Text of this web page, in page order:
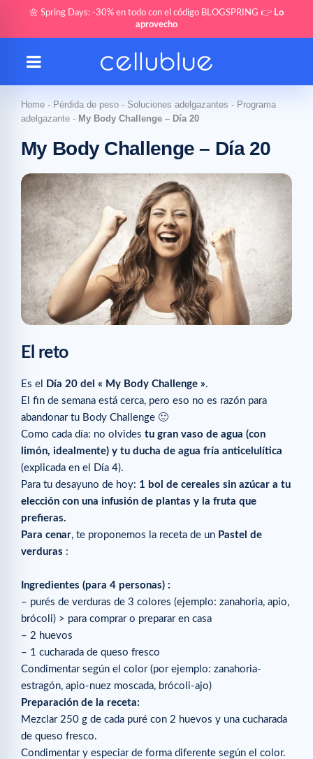
🌼 Spring Days: -30% en todo con el código BLOGSPRING 👉 Lo
aprovecho
Home - Pérdida de peso - Soluciones adelgazantes - Programa
adelgazante - My Body Challenge – Día 20
My Body Challenge – Día 20
El reto
Es el Día 20 del « My Body Challenge ».
El fin de semana está cerca, pero eso no es razón para
abandonar tu Body Challenge 🙂
Como cada día: no olvides tu gran vaso de agua (con
limón, idealmente) y tu ducha de agua fría anticelulítica
(explicada en el Día 4).
Para tu desayuno de hoy: 1 bol de cereales sin azúcar a tu
elección con una infusión de plantas y la fruta que
prefieras.
Para cenar, te proponemos la receta de un Pastel de
verduras :
Ingredientes (para 4 personas) :
– purés de verduras de 3 colores (ejemplo: zanahoria, apio,
brócoli) > para comprar o preparar en casa
– 2 huevos
– 1 cucharada de queso fresco
Condimentar según el color (por ejemplo: zanahoria-
estragón, apio-nuez moscada, brócoli-ajo)
Preparación de la receta:
Mezclar 250 g de cada puré con 2 huevos y una cucharada
de queso fresco.
Condimentar y especiar de forma diferente según el color.